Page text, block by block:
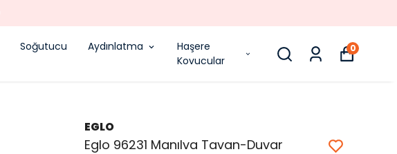
Soğutucu Aydınlatma
Haşere
Kovucular
0
EGLO
Eglo 96231 Manılva Tavan-Duvar